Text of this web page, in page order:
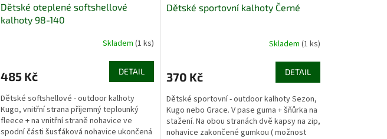
Dětské oteplené softshellové
kalhoty 98-140
Skladem (1 ks)
485 Kč DETAIL
Dětské softshellové - outdoor kalhoty
Kugo, vnitřní strana příjemný teplounký
fleece + na vnitřní straně nohavice ve
spodní části šusťáková nohavice ukončená
Dětské sportovní kalhoty Černé
Skladem (1 ks)
370 Kč DETAIL
Dětské sportovní - outdoor kalhoty Sezon,
Kugo nebo Grace. V pase guma + šňůrka na
stažení. Na obou stranách dvě kapsy na zip,
nohavice zakončené gumkou ( možnost